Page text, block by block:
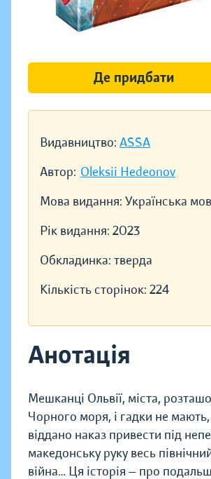
Видавництво: ASSA
Автор: Oleksii Hedeonov
Мова видання: Українська
Рік видання: 2023
Обкладинка: тверда
Кількість сторінок: 224
Анотація
Мешканці Ольвії, міста,
Чорного моря, і гадки не
віддано наказ привести під
македонську руку весь
війна… Ця історія — про
Де придбати